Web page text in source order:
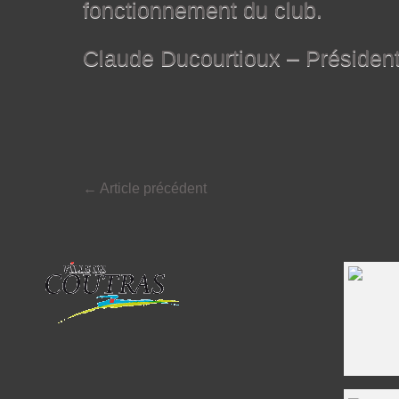
fonctionnement du club.
Claude Ducourtioux –
← Article précédent